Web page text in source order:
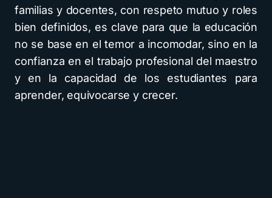
familias y docentes, con respeto mutuo y roles
bien definidos, es clave para que la educación
no se base en el temor a incomodar, sino en la
confianza en el trabajo profesional del maestro
y en la capacidad de los estudiantes para
aprender, equivocarse y crecer.